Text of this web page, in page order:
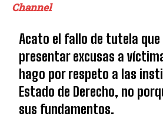
Channel
Acato el fallo de tutela que
presentar excusas a
hago por respeto a las
Estado de Derecho, no
sus fundamentos.